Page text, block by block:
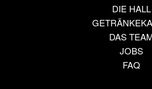
DIE HALL
DAS
JOBS
FAQ